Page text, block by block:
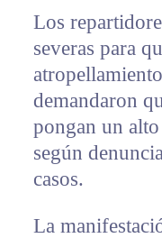
Los
severas para
demandaron
pongan un
según
casos.
La